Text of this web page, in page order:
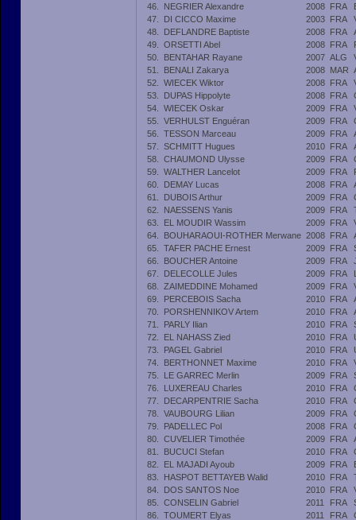
46.
NEGRIER Alexandre 2008 FRA
47.
DI CICCO Maxime 2003 FRA
48.
DEFLANDRE Baptiste 2008 FRA
49.
ORSETTI Abel 2008 FRA
50.
BENTAHAR Rayane 2007 ALG
51.
BENALI Zakarya 2008 MAR
52.
WIECEK Wiktor 2008 FRA
53.
DUPAS Hippolyte 2008 FRA
54.
WIECEK Oskar 2009 FRA
55.
VERHULST Enguéran 2009 FRA
56.
TESSON Marceau 2009 FRA
57.
SCHMITT Hugues 2010 FRA
58.
CHAUMOND Ulysse 2009 FRA
59.
WALTHER Lancelot 2009 FRA
60.
DEMAY Lucas 2008 FRA
61.
DUBOIS Arthur 2009 FRA
62.
NAESSENS Yanis 2009 FRA
63.
EL MOUDIR Wassim 2009 FRA
64.
BOUHARAOUI-ROTHER Merwane 2008 FRA
65.
TAFER PACHE Ernest 2009 FRA
66.
BOUCHER Antoine 2009 FRA
67.
DELECOLLE Jules 2009 FRA
68.
ZAIMEDDINE Mohamed 2009 FRA
69.
PERCEBOIS Sacha 2010 FRA
70.
PORSHENNIKOV Artem 2010 FRA
71.
PARLY Ilian 2010 FRA
72.
EL NAHASS Zied 2010 FRA
73.
PAGEL Gabriel 2010 FRA
74.
BERTHONNET Maxime 2010 FRA
75.
LE GARREC Merlin 2009 FRA
76.
LUXEREAU Charles 2010 FRA
77.
DECARPENTRIE Sacha 2010 FRA
78.
VAUBOURG Lilian 2009 FRA
79.
PADELLEC Pol 2008 FRA
80.
CUVELIER Timothée 2009 FRA
81.
BUCUCI Stefan 2010 FRA
82.
EL MAJADI Ayoub 2009 FRA
83.
HASPOT BETTAYEB Walid 2010 FRA
84.
DOS SANTOS Noe 2010 FRA
85.
CONSELIN Gabriel 2011 FRA
86.
TOUMERT Elyas 2011 FRA